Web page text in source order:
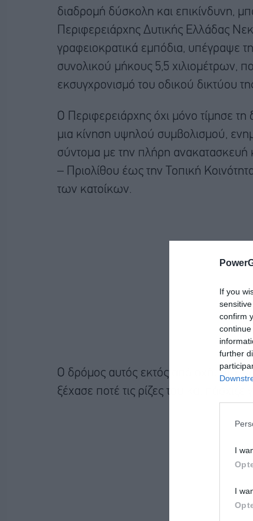
If you
confirm
further
I
I
διαδρομή δύσκολη και επικίνδυνη,
Περιφερειάρχης Δυτικής Ελλάδας
γραφειοκρατικά εμπόδια, υπέγραψε
συνολικού μήκους 5,5 χιλιομέτρων,
εκσυγχρονισμό του οδικού δικτύου
Ο Περιφερειάρχης όχι μόνο τίμησε
μια κίνηση υψηλού συμβολισμού,
σύντομα με την πλήρη
– Πριολίθου έως την Τοπική
των κατοίκων.
Ο δρόμος αυτός εκτός από οχήματα,
ξέχασε ποτέ τις ρίζες του και